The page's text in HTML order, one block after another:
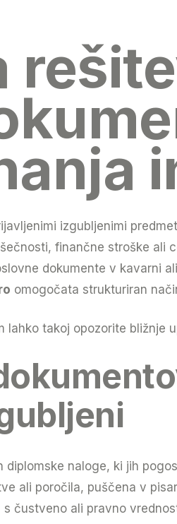
izgubljenimi
finančne stroške
dokumente v kavarni
omogočata strukturiran
lahko takoj opozorite bližnje
diplomske naloge, ki jih
ali poročila, puščena v
čustveno ali pravno